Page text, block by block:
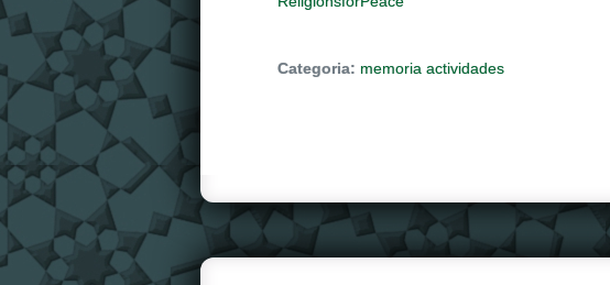
Categoria: memoria actividades